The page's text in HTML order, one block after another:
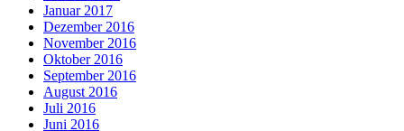
Januar 2017
Dezember 2016
November 2016
Oktober 2016
September 2016
August 2016
Juli 2016
Juni 2016